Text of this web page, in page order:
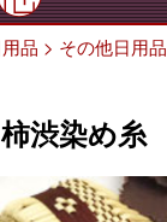
品 > その他日用品
渋染め糸